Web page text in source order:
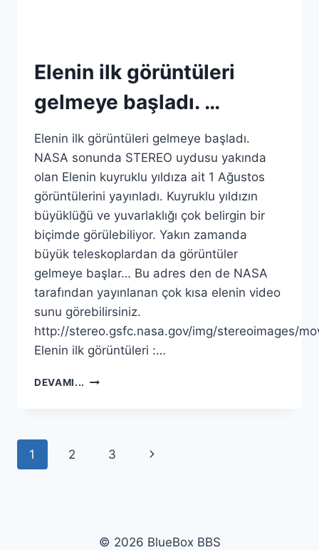
Elenin ilk görüntüleri
gelmeye başladı. …
Elenin ilk görüntüleri gelmeye başladı.
NASA sonunda STEREO uydusu yakında
olan Elenin kuyruklu yıldıza ait 1 Ağustos
görüntülerini yayınladı. Kuyruklu yıldızın
büyüklüğü ve yuvarlaklığı çok belirgin bir
biçimde görülebiliyor. Yakın zamanda
büyük teleskoplardan da görüntüler
gelmeye başlar… Bu adres den de NASA
tarafından yayınlanan çok kısa elenin video
sunu görebilirsiniz.
http://stereo.gsfc.nasa.gov/img/stereoimages/
Elenin ilk görüntüleri :…
DEVAMI... ELENIN
Page
1 2 3
Next
© 2026 BlueBox BBS